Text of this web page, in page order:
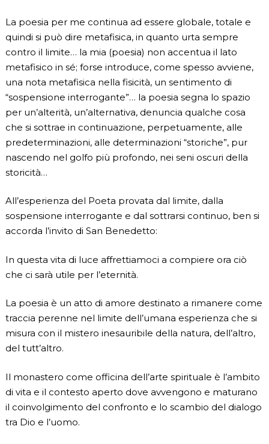
La poesia per me continua ad essere globale, totale e
quindi si può dire metafisica, in quanto urta sempre
contro il limite… la mia (poesia) non accentua il lato
metafisico in sé; forse introduce, come spesso avviene,
una nota metafisica nella fisicità, un sentimento di
“sospensione interrogante”… la poesia segna lo spazio
per un’alterità, un’alternativa, denuncia qualche cosa
che si sottrae in continuazione, perpetuamente, alle
predeterminazioni, alle determinazioni “storiche”, pur
nascendo nel golfo più profondo, nei seni oscuri della
storicità…
All’esperienza del Poeta provata dal limite, dalla
sospensione interrogante e dal sottrarsi continuo, ben si
accorda l’invito di San Benedetto:
In questa vita di luce affrettiamoci a compiere ora ciò
che ci sarà utile per l’eternità.
La poesia è un atto di amore destinato a rimanere come
traccia perenne nel limite dell’umana esperienza che si
misura con il mistero inesauribile della natura, dell’altro,
del tutt’altro.
Il monastero come officina dell’arte spirituale è l’ambito
di vita e il contesto aperto dove avvengono e maturano
il coinvolgimento del confronto e lo scambio del dialogo
tra Dio e l’uomo.